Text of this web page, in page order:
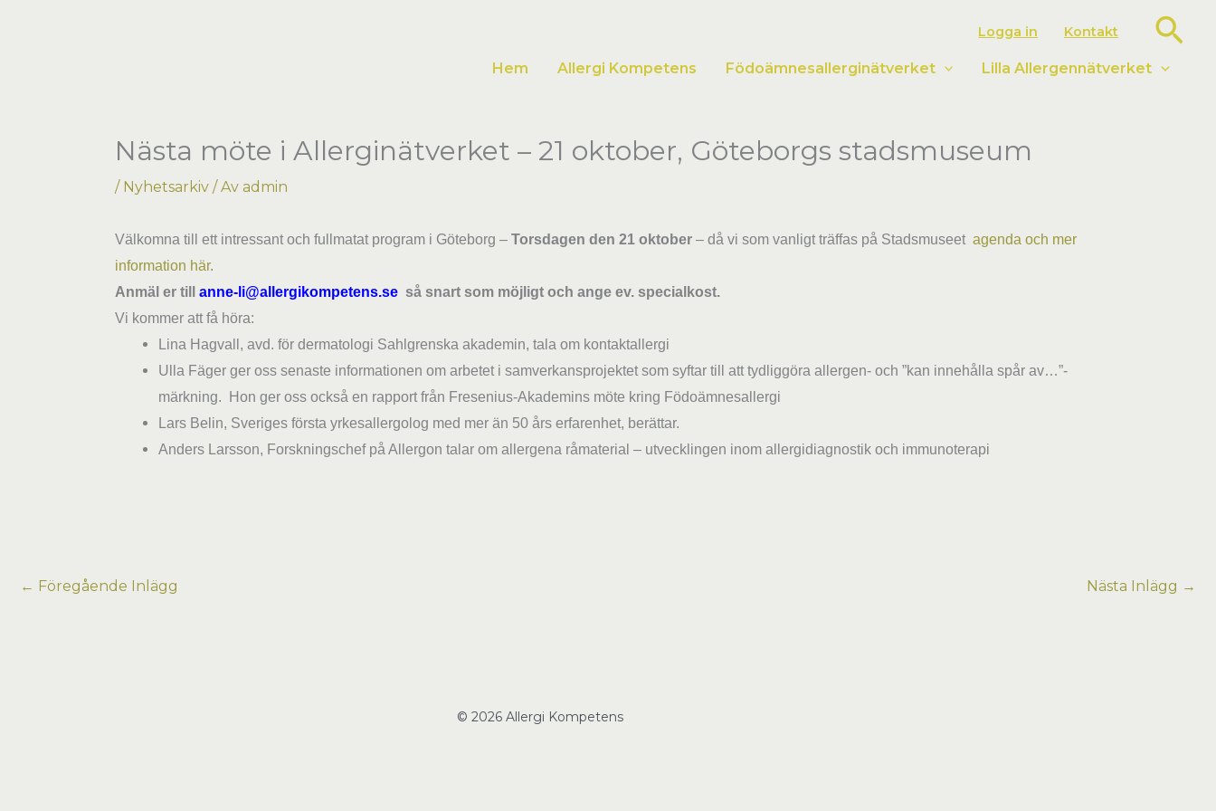
Logga in Kontakt Sök
Hem Allergi Kompetens Födoämnesallerginätverket Lilla Allergennätverket
Nästa möte i Allerginätverket – 21 oktober, Göteborgs stadsmuseum
/ Nyhetsarkiv/ Av admin
Välkomna till ett intressant och fullmatat program i Göteborg – Torsdagen den 21 oktober– då vi som vanligt träffas på Stadsmuseet agenda och mer
information här.
Anmäl er till anne-li@allergikompetens.seså snart som möjligt och ange ev. specialkost.
Vi kommer att få höra:
Lina Hagvall, avd. för dermatologi Sahlgrenska akademin, tala om kontaktallergi
Ulla Fäger ger oss senaste informationen om arbetet i samverkansprojektet som syftar till att tydliggöra allergen- och ”kan innehålla spår av…”-
märkning.
Hon ger oss också en rapport från Fresenius-Akademins möte kring Födoämnesallergi
Lars Belin, Sveriges första yrkesallergolog med mer än 50 års erfarenhet, berättar.
Anders Larsson, Forskningschef på Allergon talar om allergena råmaterial – utvecklingen inom allergidiagnostik och immunoterapi
← Föregående Inlägg Nästa Inlägg →
© 2026 Allergi Kompetens